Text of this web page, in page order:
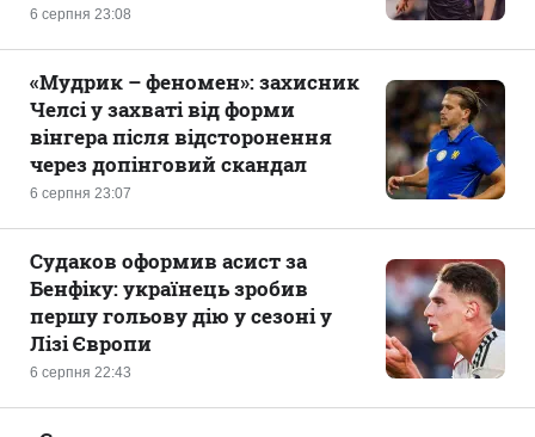
6 серпня 23:08
6 серпня 23:07
«Мудрик – феномен»: захисник
Челсі у захваті від форми
вінгера після відсторонення
через допінговий скандал
6 серпня 22:43
Судаков оформив асист за
Бенфіку: українець зробив
першу гольову дію у сезоні у
Лізі Європи